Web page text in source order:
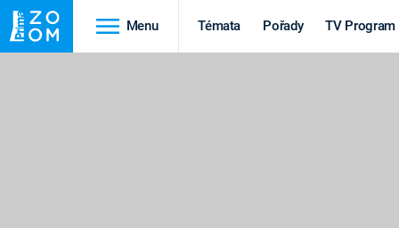
Menu Témata Pořady TV Program